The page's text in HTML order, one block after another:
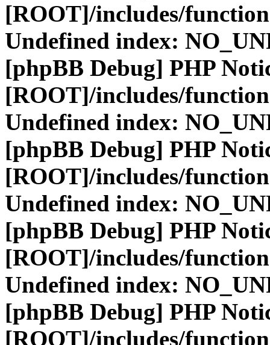
[ROOT]/includes/
Undefined index:
[phpBB Debug] PHP
[ROOT]/includes/
Undefined index:
[phpBB Debug] PHP
[ROOT]/includes/
Undefined index:
[phpBB Debug] PHP
[ROOT]/includes/
Undefined index:
[phpBB Debug] PHP
[ROOT]/includes/